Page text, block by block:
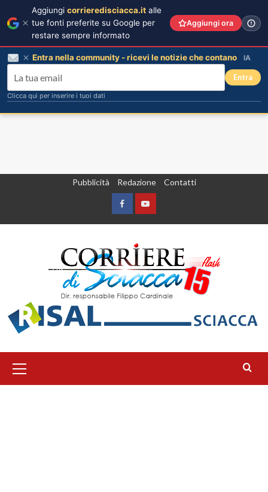
Pubblicità Redazione Contatti
FacebookYountube
principale
Aggiungi corrieredisciacca.it alle
tue fonti preferite su Google per
restare sempre informato
Aggiungi ora
Entra nella community - ricevi le notizie che contano IA
Entra
Clicca qui per inserire i tuoi dati